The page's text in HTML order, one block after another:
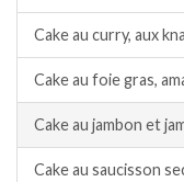
Cake au curry, aux
Cake au foie gras,
Cake au jambon et
Cake au saucisson